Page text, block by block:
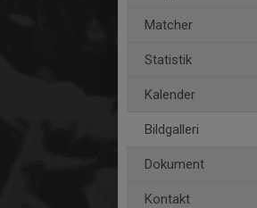
Matcher
Statistik
Kalender
Bildgalleri
Dokument
Kontakt